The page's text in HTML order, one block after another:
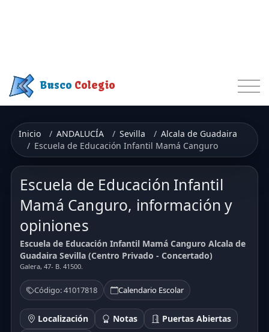
Busco Colegio
Inicio ANDALUCÍA Sevilla
Alcala de Guadaira
Escuela de Educación Infantil Mamá Canguro
Escuela de Educación Infantil
Mamá Canguro, información y
opiniones
Escuela de Educación Infantil Mamá Canguro Alcala de
Guadaira Sevilla (Centro Privado - Concertado)
Galera, 47- B. 41500.
Código: 41017818 Calendario Escolar
Localización Notas
Puertas Abiertas